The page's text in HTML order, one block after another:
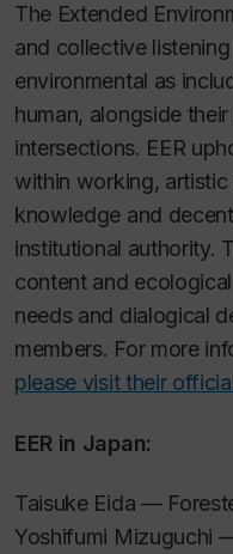
The Extended
and collective
environmental as
human, alongside
intersections. EER
within working,
knowledge and
institutional authority.
content and
needs and dialogical
members. For more
please visit their
EER in Japan:
Taisuke Eida —
Yoshifumi Mizuguchi